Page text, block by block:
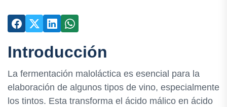
Introducción
La fermentación maloláctica es esencial para la
elaboración de algunos tipos de vino, especialmente
los tintos. Esta transforma el ácido málico en ácido